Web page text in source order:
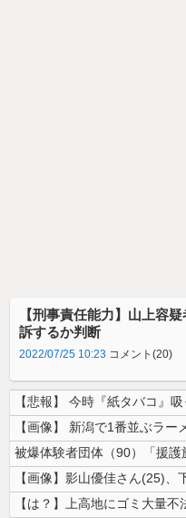
【刑事責任能力】山上容
訴するか判断
2022/07/25 10:23 コメント(20)
【悲報】 今時『紙タバコ』
【画像】 新潟で1番並ぶラ
【画像】影山優佳さん(25)